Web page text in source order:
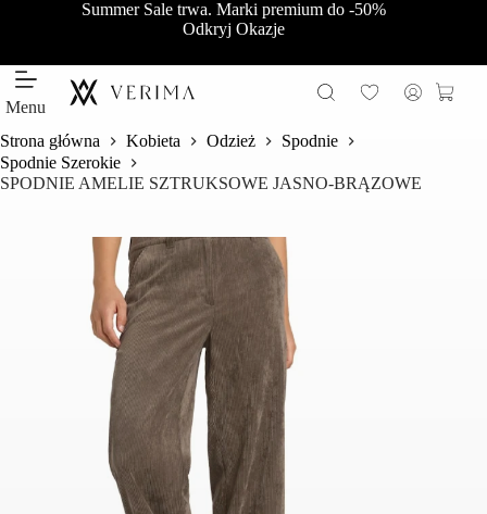
Summer Sale trwa. Marki premium do -50%
Odkryj Okazje
Menu Koszyk
Strona główna Kobieta Odzież
Spodnie
Spodnie Szerokie
SPODNIE AMELIE SZTRUKSOWE JASNO-BRĄZOWE